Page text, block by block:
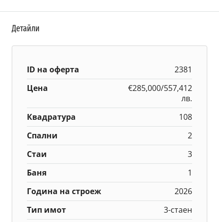
Детайли
ID на оферта
2381
Цена
€285,000/557,412
лв.
Квадратура
108
Спални
2
Стаи
3
Баня
1
Година на строеж
2026
Тип имот
3-стаен